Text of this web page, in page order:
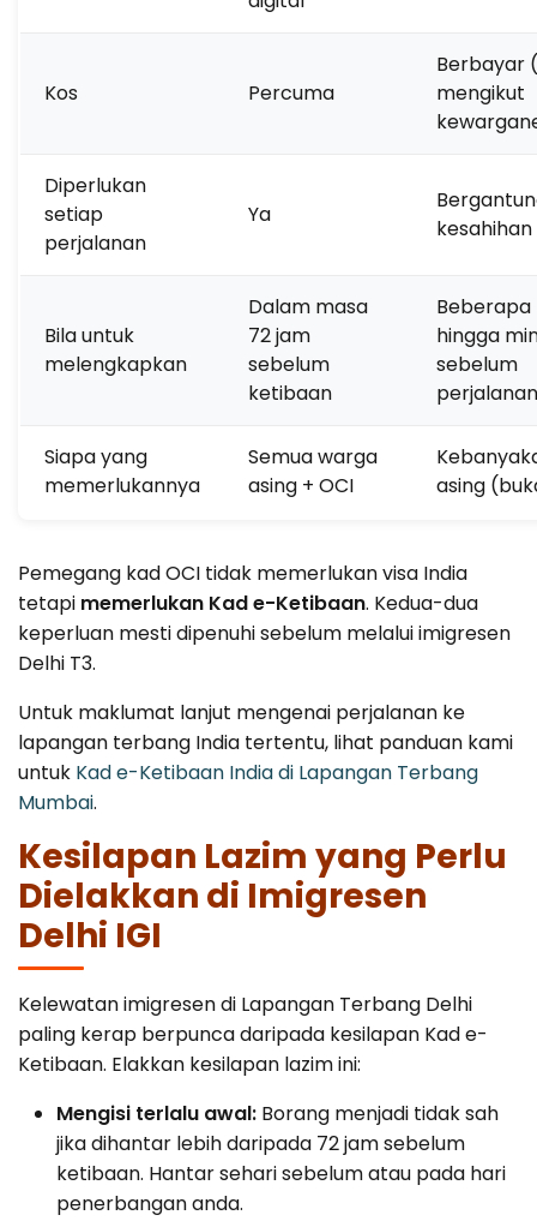
Kos Percuma
Berbayar
mengikut
Diperlukan
setiap
perjalanan
Ya
kesahihan
Bila untuk
melengkapkan
Dalam masa
72 jam
sebelum
ketibaan
Beberapa
hingga
sebelum
perjalanan
Siapa yang
memerlukannya
Semua warga
asing + OCI
asing
Pemegang kad OCI tidak memerlukan visa India
tetapi memerlukan Kad e-Ketibaan. Kedua-dua
keperluan mesti dipenuhi sebelum melalui imigresen
Delhi T3.
Untuk maklumat lanjut mengenai perjalanan ke
lapangan terbang India tertentu, lihat panduan kami
untuk Kad e-Ketibaan India di Lapangan Terbang
Mumbai.
Kesilapan Lazim yang Perlu
Dielakkan di Imigresen
Delhi IGI
Kelewatan imigresen di Lapangan Terbang Delhi
paling kerap berpunca daripada kesilapan Kad e-
Ketibaan. Elakkan kesilapan lazim ini:
Mengisi terlalu awal: Borang menjadi tidak sah
jika dihantar lebih daripada 72 jam sebelum
ketibaan. Hantar sehari sebelum atau pada hari
penerbangan anda.